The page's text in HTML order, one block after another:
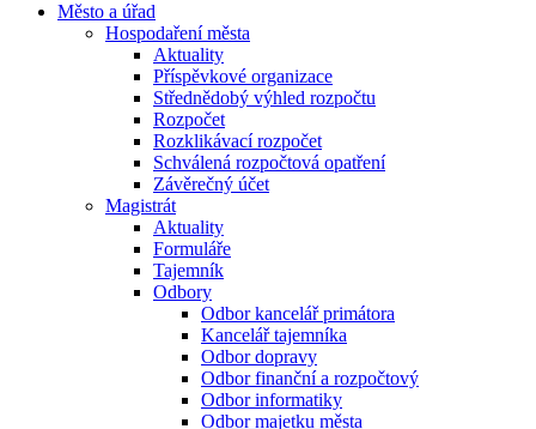
Město a úřad
Hospodaření města
Aktuality
Příspěvkové organizace
Střednědobý výhled rozpočtu
Rozpočet
Rozklikávací rozpočet
Schválená rozpočtová opatření
Závěrečný účet
Magistrát
Aktuality
Formuláře
Tajemník
Odbory
Odbor kancelář primátora
Kancelář tajemníka
Odbor dopravy
Odbor finanční a rozpočtový
Odbor informatiky
Odbor majetku města